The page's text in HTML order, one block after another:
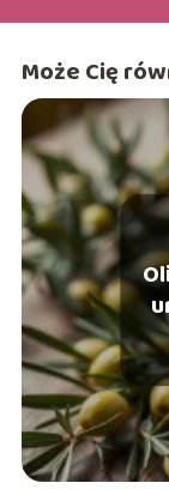
Może Cię